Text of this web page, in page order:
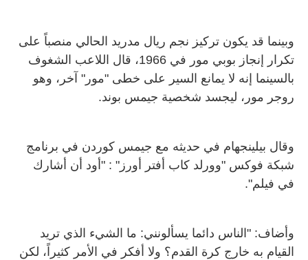
وبينما قد يكون تركيز نجم ريال مدريد الحالي منصباً على
تكرار إنجاز بوبي مور في 1966، قال اللاعب الشغوف
بالسينما إنه لا يمانع السير على خطى "مور" آخر، وهو
روجر مور، ليجسد شخصية جيمس بوند.
وقال بيلينجهام في حديثه مع جيمس كوردن في برنامج
شبكة فوكس "وورلد كاب أفتر أورز" : "أود أن أشارك
في فيلم".
وأضاف: "الناس دائما يسألونني: ما الشيء الذي تريد
القيام به خارج كرة القدم؟ ولا أفكر في الأمر كثيراً، لكن